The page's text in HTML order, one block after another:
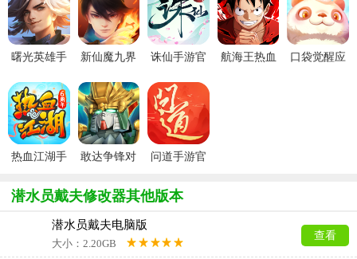
曙光英雄手
版
新仙魔九界
方正版
诛仙手游官
航海王热血
口袋觉醒应
热血江湖手
敢达争锋对
问道手游官
潜水员戴夫修改器其他版本
潜水员戴夫电脑版
大小：2.20GB
查看